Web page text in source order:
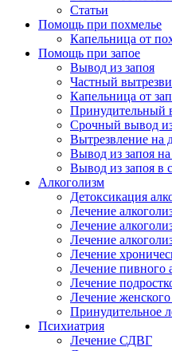
Статьи
Помощь при похмелье
Капельница от
Помощь при запое
Вывод из запоя
Частный
Капельница от
Принудительный
Срочный вывод
Вытрезвление на
Вывод из запоя
Вывод из запоя в
Алкоголизм
Детоксикация
Лечение
Лечение
Лечение
Лечение
Лечение пивного
Лечение
Лечение женского
Принудительное
Психиатрия
Лечение СДВГ